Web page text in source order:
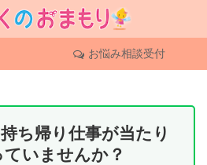
お悩み相談受付
ち帰り仕事が当たり
いませんか？